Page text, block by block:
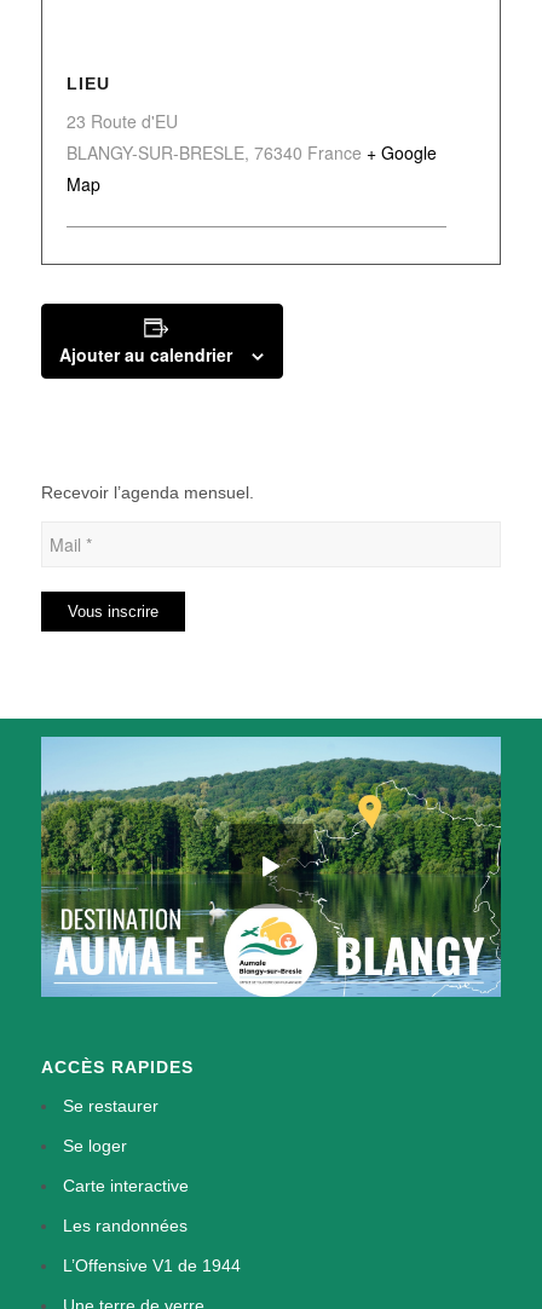
LIEU
23 Route d'EU
BLANGY-SUR-BRESLE, 76340 France + Google
Map
Ajouter au calendrier
Recevoir l’agenda mensuel.
ACCÈS RAPIDES
Se restaurer
Se loger
Carte interactive
Les randonnées
L’Offensive V1 de 1944